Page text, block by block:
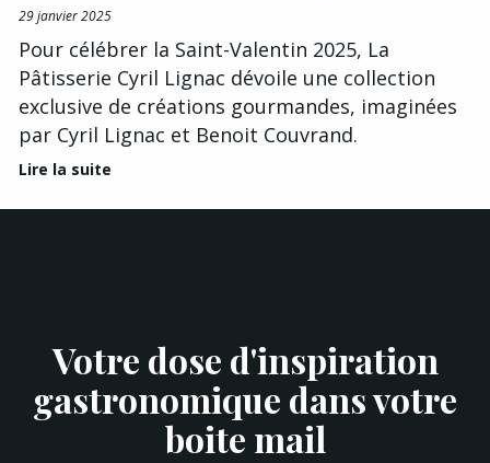
29 janvier 2025
Pour célébrer la Saint-Valentin 2025, La
Pâtisserie Cyril Lignac dévoile une collection
exclusive de créations gourmandes, imaginées
par Cyril Lignac et Benoit Couvrand.
Lire la suite
Votre dose d'inspiration
gastronomique dans votre
boite mail